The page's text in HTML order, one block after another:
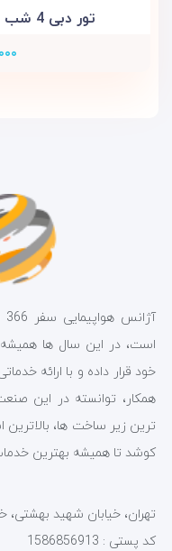
تور دبی 4 شب و 5 روز (ویژه نوروز 1405)
است، در این سال ها
خود قرار داده و با ارائه
ترین زیر ساخت ها،
کوشد تا همیشه بهترین خدمات
کد پستی : 1586856913